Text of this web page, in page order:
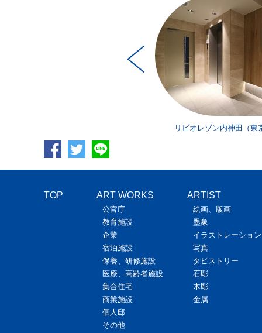
リビオレゾン内神田（東
TOP ART WORKS
公官庁
教育施設
企業
宿泊施設
保養、研修施設
医療、高齢者施設
集合住宅
商業施設
個人邸
その他
ARTIST
絵画、版画
墨象
イラストレーション
写真
タピストリー
石彫
木彫
金属